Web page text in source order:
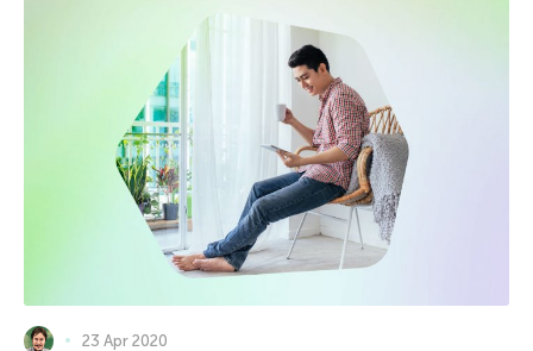
23 Apr 2020